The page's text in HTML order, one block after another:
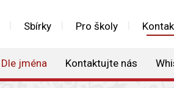
Sbírky Pro školy
Dle jména Kontaktujte nás